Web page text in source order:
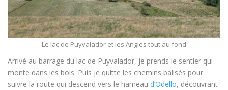
Le lac de Puyvalador et les Angles tout au fond
Arrivé au barrage du lac de Puyvalador, je prends le sentier qui
monte dans les bois. Puis je quitte les chemins balisés pour
suivre la route qui descend vers le hameau d’Odello, découvrant